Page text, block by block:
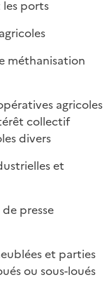
ports
méthanisation
agricoles
collectif
divers
et
presse
et parties
ou sous-loués